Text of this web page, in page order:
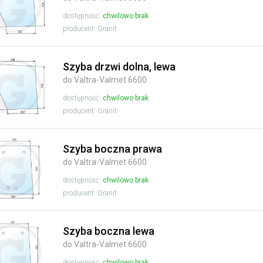
dostępność:chwilowo brak
producent: Granit
Szyba drzwi dolna, lewa
do Valtra-Valmet 6600
dostępność:chwilowo brak
producent: Granit
Szyba boczna prawa
do Valtra-Valmet 6600
dostępność:chwilowo brak
producent: Granit
Szyba boczna lewa
do Valtra-Valmet 6600